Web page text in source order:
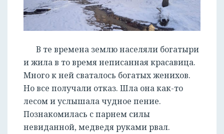
В те времена землю населяли богатыри
и жила в то время неписанная красавица.
Много к ней сваталось богатых женихов.
Но все получали отказ. Шла она как-то
лесом и услышала чудное пение.
Познакомилась с парнем силы
невиданной, медведя руками рвал.